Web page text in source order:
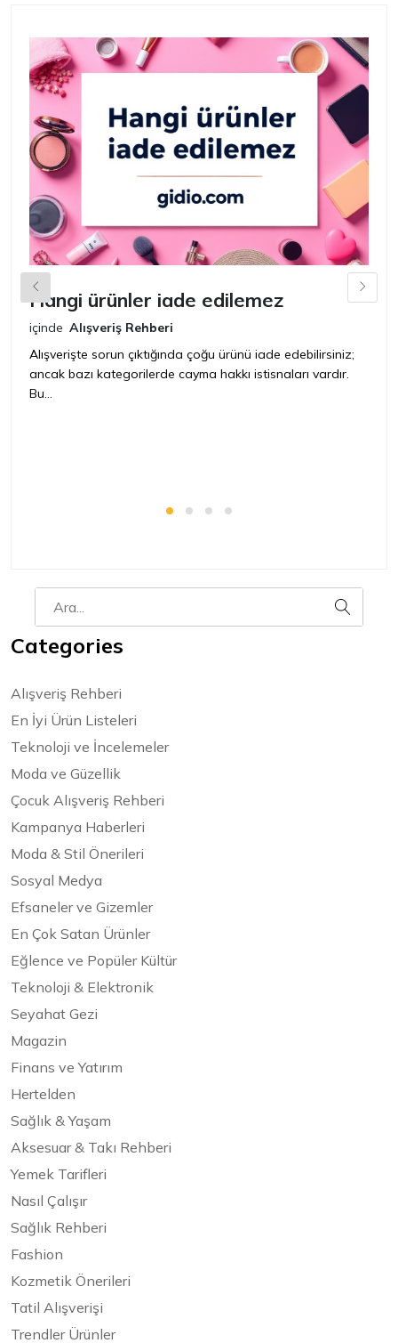
Hangi ürünler iade edilemez
içinde Alışveriş Rehberi
Alışverişte sorun çıktığında çoğu ürünü iade edebilirsiniz;
ancak bazı kategorilerde cayma hakkı istisnaları vardır.
Bu...
Categories
Alışveriş Rehberi
En İyi Ürün Listeleri
Teknoloji ve İncelemeler
Moda ve Güzellik
Çocuk Alışveriş Rehberi
Kampanya Haberleri
Moda & Stil Önerileri
Sosyal Medya
Efsaneler ve Gizemler
En Çok Satan Ürünler
Eğlence ve Popüler Kültür
Teknoloji & Elektronik
Seyahat Gezi
Magazin
Finans ve Yatırım
Hertelden
Sağlık & Yaşam
Aksesuar & Takı Rehberi
Yemek Tarifleri
Nasıl Çalışır
Sağlık Rehberi
Fashion
Kozmetik Önerileri
Tatil Alışverişi
Trendler Ürünler